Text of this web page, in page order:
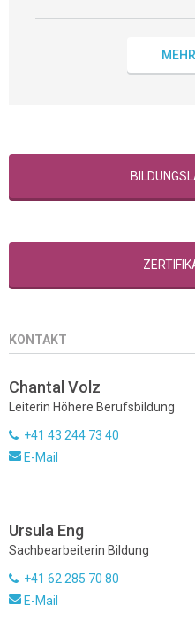
KONTAKT
Chantal Volz
Leiterin Höhere Berufsbildung
+41 43 244 73 40
E-Mail
Ursula Eng
Sachbearbeiterin Bildung
+41 62 285 70 80
E-Mail